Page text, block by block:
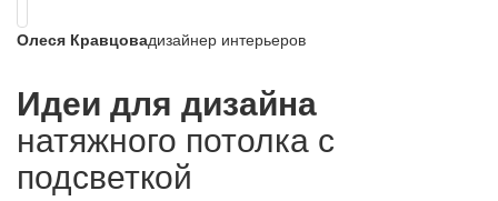
Олеся Кравцовадизайнер интерьеров
Идеи для дизайна
натяжного потолка с
подсветкой